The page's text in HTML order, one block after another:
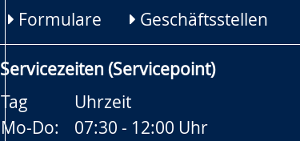
Formulare
Geschäftsstellen
Servicezeiten (Servicepoint)
Tag
Uhrzeit
Mo-Do:
07:30 - 12:00 Uhr